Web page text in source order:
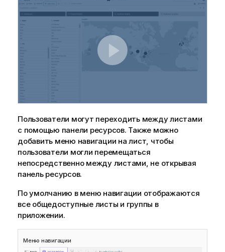
Пользователи могут переходить между листами
с помощью панели ресурсов. Также можно
добавить меню навигации на лист, чтобы
пользователи могли перемещаться
непосредственно между листами, не открывая
панель ресурсов.
По умолчанию в меню навигации отображаются
все общедоступные листы и группы в
приложении.
Меню навигации